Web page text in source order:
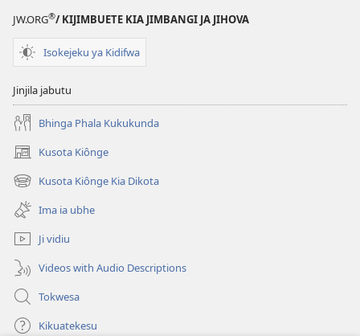
Dia
JW.ORG®/ KIJIMBUETE KIA JIMBANGI JA JIHOVA
Isokejeku ya Kidifwa
Jinjila jabutu
Bhinga Phala Kukukunda
Kusota Kiônge
(opens
new
window)
Kusota Kiônge Kia Dikota
(opens
new
window)
Ima ia ubhe
Ji vidiu
Videos with Audio Descriptions
Tokwesa
Kikuatekesu